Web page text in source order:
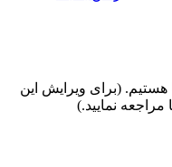
شما هستیم. (برای ویرایش این
نمایید.)